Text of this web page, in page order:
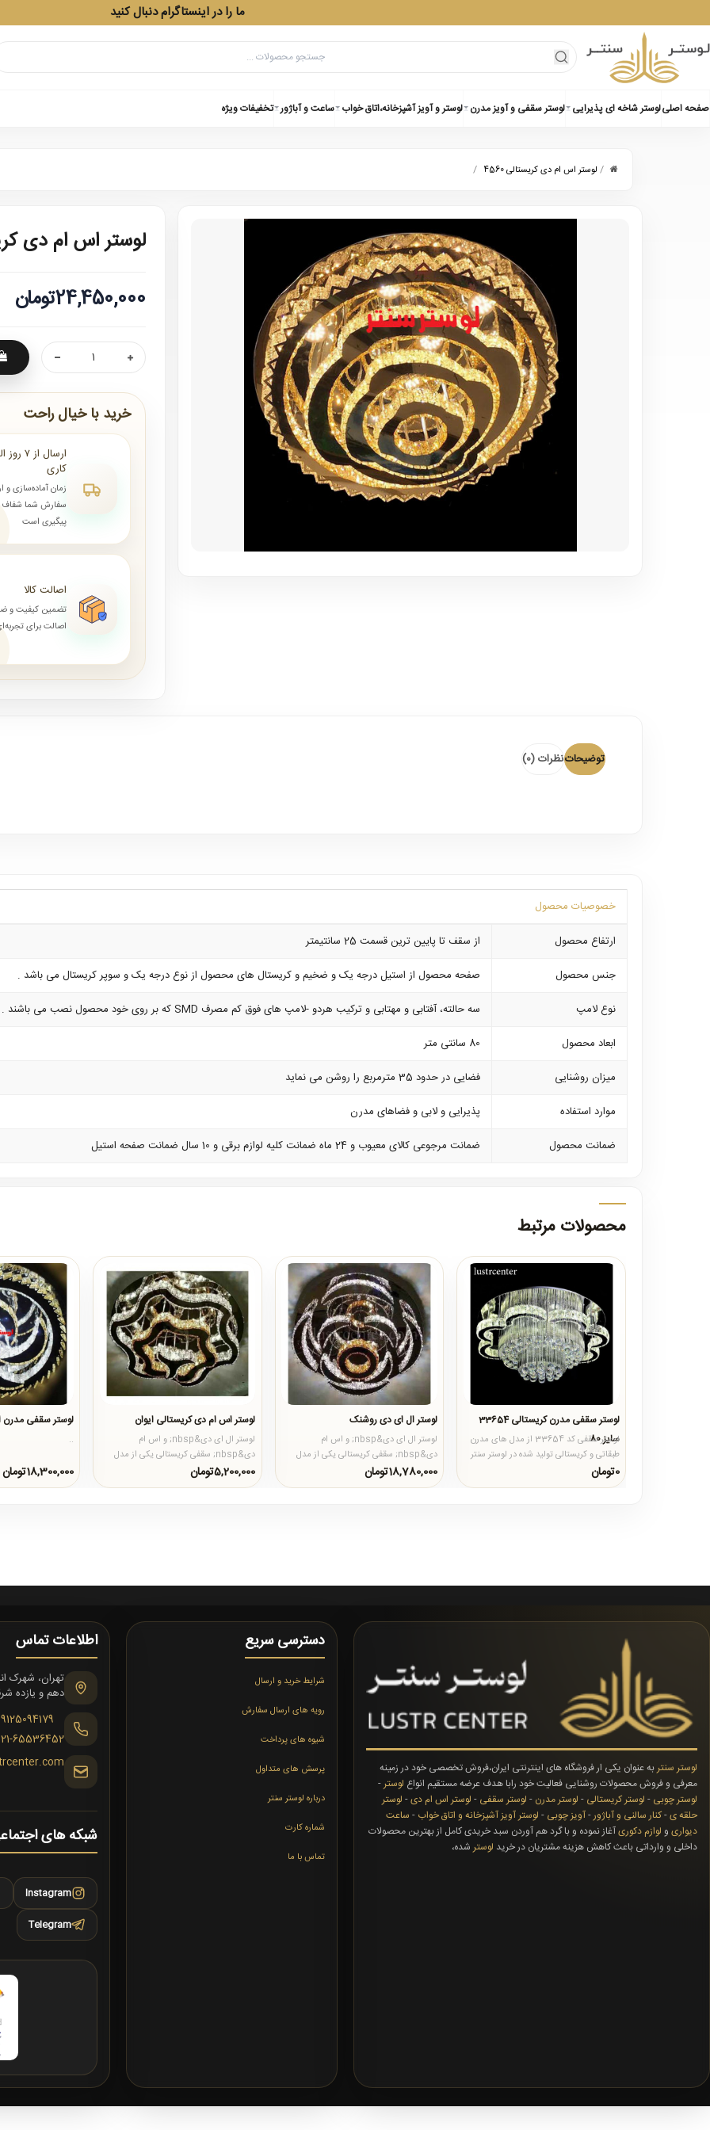
ما را در اینستاگرام دنبال کنید
صفحه اصلیلوستر شاخه ای پذیرایی لوستر سقفی و آویز مدرن لوستر و آویز آشپزخانه،اتاق خواب ساعت و آباژور تخفیفات ویژه
/ لوستر اس ام دی کریستالی 4560 /
لوستر اس ام دی
24,450,000تومان
خرید با خیال راحت
کاری
زمان آماده‌سازی و
سفارش شما شفاف
پیگیری است
اصالت کالا
تضمین کیفیت و
اصالت برای
توضیحاتنظرات (0)
خصوصیات محصول
ارتفاع محصول
از سقف تا پایین ترین قسمت 25 سانتیمتر
جنس محصول
صفحه محصول از استیل درجه یک و ضخیم و کریستال های محصول از نوع درجه یک و سوپر کریستال می باشد .
نوع لامپ
سه حالته، آفتابی و مهتابی و ترکیب هردو -لامپ های فوق کم مصرف SMD که بر روی خود محصول نصب می باشند .
ابعاد محصول
80 سانتی متر
میزان روشنایی
فضایی در حدود 35 مترمربع را روشن می نماید
موارد استفاده
پذیرایی و لابی و فضاهای مدرن
ضمانت محصول
ضمانت مرجوعی کالای معیوب و 24 ماه ضمانت کلیه لوازم برقی و 10 سال ضمانت صفحه استیل
محصولات مرتبط
لوستر سقفی مدرن کریستالی 33654
سایز 80
لوستر سقفی کد 33654 از مدل های مدرن
طبقاتی و کریستالی تولید شده در لوستر سنتر
است که تشکیل شده از ..
0تومان
لوستر ال ای دی روشنک
لوستر ال ای دی&nbsp; و اس ام
دی&nbsp; سقفی کریستالی یکی از مدل
های طبقاتی می باشد که با تلفیقی از کر..
18,780,000تومان
لوستر اس ام دی کریستالی ایوان
لوستر ال ای دی&nbsp; و اس ام
دی&nbsp; سقفی کریستالی یکی از مدل
های طبقاتی می باشد که با تلفیقی از کر..
5,200,000تومان
لوستر سقفی مدرن
..
18,300,000تومان
لوستر سنتربه عنوان یکی ار فروشگاه های اینترنتی ایران،فروش تخصصی خود در زمینه
معرفی و فروش محصولات روشنایی فعالیت خود رابا هدف عرضه مستقیم انواع لوستر-
لوستر چوبی - لوستر کریستالی - لوستر مدرن - لوستر سقفی - لوستر اس ام دی- لوستر
حلقه ی-کنار سالنی و آباژور-آویز چوبی - لوستر آویز آشپزخانه و اتاق خواب - ساعت
دیواری و لوازم دکوریآغاز نموده و با گرد هم آوردن سبد خریدی کامل از بهترین محصولات
داخلی و وارداتی باعث کاهش هزینه مشتریان در خرید لوسترشده،
دسترسی سریع
شرایط خرید و ارسال
رویه های ارسال سفارش
شیوه های پرداخت
پرسش های متداول
درباره لوستر سنتر
شماره کارت
تماس با ما
اطلاعات تماس
دهم و یازده
65536452
شبکه های
Instagram
Telegram